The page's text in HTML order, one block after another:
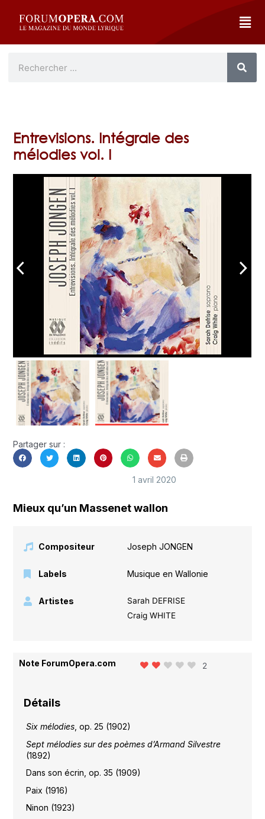
Entrevisions. Intégrale des
mélodies vol. I
arrow_back_ios arrow_forward_ios
Partager sur :
1 avril 2020
Mieux qu’un Massenet wallon
Compositeur Joseph JONGEN
Labels Musique en Wallonie
Artistes
Sarah DEFRISE
Craig WHITE
Note ForumOpera.com 2
Détails
Six mélodies, op. 25 (1902)
Sept mélodies sur des poèmes d’Armand Silvestre
(1892)
Dans son écrin, op. 35 (1909)
Paix (1916)
Ninon (1923)